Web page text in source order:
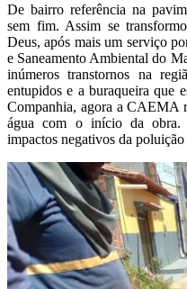
De bairro referência na
sem fim. Assim se
Deus, após mais um serviço
e Saneamento Ambiental do
inúmeros transtornos na
entupidos e a buraqueira que
Companhia, agora a CAEMA
água com o início da obra.
impactos negativos da